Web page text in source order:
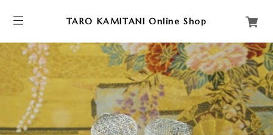
TARO KAMITANI Online Shop